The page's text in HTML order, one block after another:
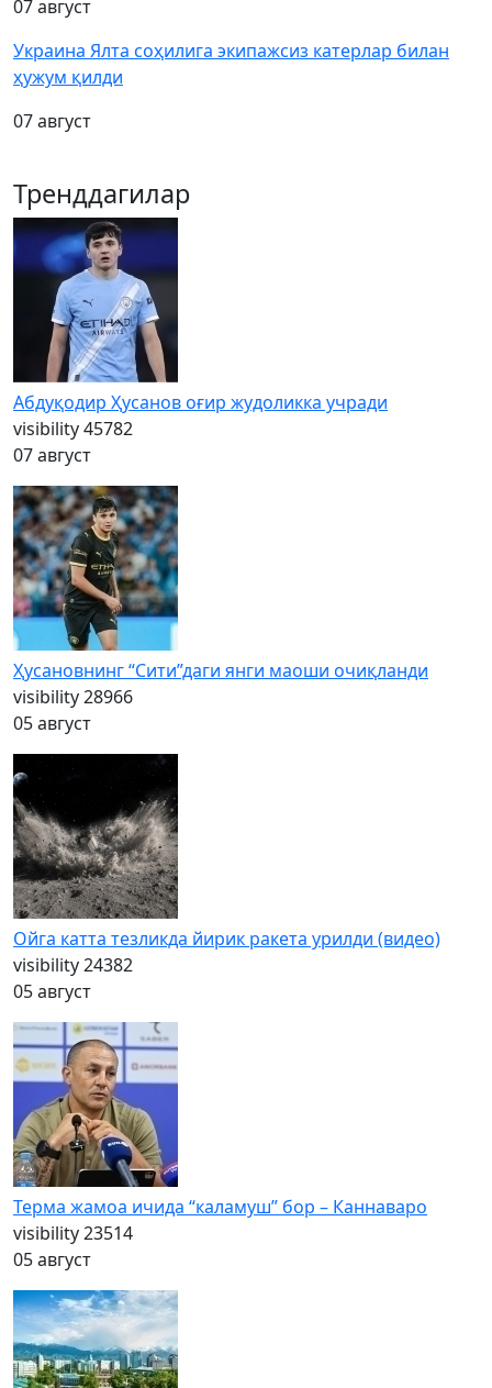
07 август
Украина Ялта соҳилига экипажсиз катерлар билан
ҳужум қилди
07 август
Тренддагилар
Абдуқодир Ҳусанов оғир жудоликка учради
visibility45782
07 август
Ҳусановнинг “Сити”даги янги маоши очиқланди
visibility28966
05 август
Ойга катта тезликда йирик ракета урилди (видео)
visibility24382
05 август
Терма жамоа ичида “каламуш” бор – Каннаваро
visibility23514
05 август